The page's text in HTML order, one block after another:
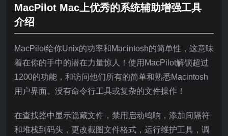
MacPilot Mac上优秀的系统辅助增强工具
介绍
MacPilot给你Unix的功率和Macintosh的简单性，这意味
着在你的手中的潜在力量惊人！使用MacPilot解锁超过
1200的功能，和访问他们所有的简单和熟悉Macintosh
用户界面。没有命令行工具或复杂的文件操作！
在查找器中显示隐藏文件，禁用启动鸣响，添加间隔符
和堆栈到码头，更改截图文件格式，运行维护工具，调